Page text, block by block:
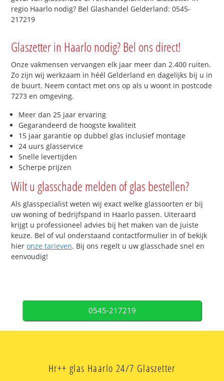
regio Haarlo nodig? Bel Glashandel Gelderland: 0545-
217219
Glaszetter in Haarlo nodig? Bel ons direct!
Onze vakmensen vervangen elk jaar meer dan 2.400 ruiten.
Zo zijn wij werkzaam in héél Gelderland en dagelijks bij u in
de buurt. Neem contact met ons op als u woont in postcode
7273 en omgeving.
Meer dan 25 jaar ervaring
Gegarandeerd de hoogste kwaliteit
15 jaar garantie op dubbel glas inclusief montage
24 uurs glasservice
Snelle levertijden
Scherpe prijzen
Wilt u glasschade melden of glas bestellen?
Als glasspecialist weten wij exact welke glassoorten er bij
uw woning of bedrijfspand in Haarlo passen. Uiteraard
krijgt u professioneel advies bij het maken van de juiste
keuze. Bel of vul onderstaand contactformulier in of bekijk
hieronze tarieven. Bij ons regelt u uw glasschade snel en
eenvoudig!
0545-217219
Hr++ glas Haarlo 24/7 Glaszetter